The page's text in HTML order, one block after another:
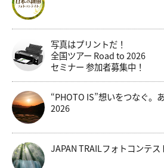
写真はプリントだ！
全国ツアー Road to 2026
セミナー 参加者募集中！
“PHOTO IS”想いをつなぐ。
2026
JAPAN TRAILフォトコンテス